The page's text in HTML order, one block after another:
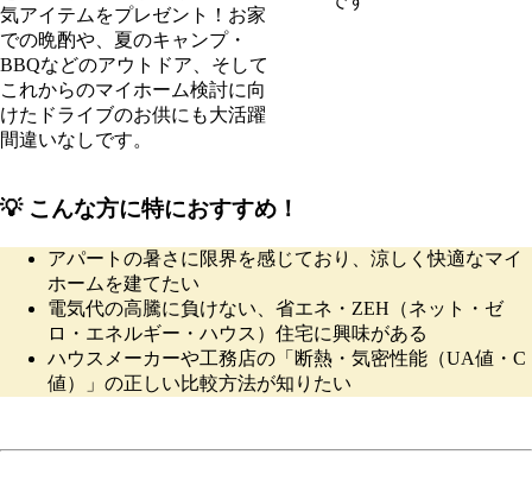
気アイテムをプレゼント！お家
での晩酌や、夏のキャンプ・
BBQなどのアウトドア、そして
これからのマイホーム検討に向
けたドライブのお供にも大活躍
間違いなしです。
💡 こんな方に特におすすめ！
アパートの暑さに限界を感じており、涼しく快適なマイ
ホームを建てたい
電気代の高騰に負けない、省エネ・ZEH（ネット・ゼ
ロ・エネルギー・ハウス）住宅に興味がある
ハウスメーカーや工務店の「断熱・気密性能（UA値・C
値）」の正しい比較方法が知りたい